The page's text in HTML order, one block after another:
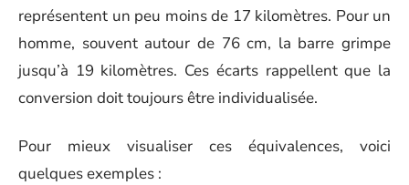
représentent un peu moins de 17 kilomètres. Pour un
homme, souvent autour de 76 cm, la barre grimpe
jusqu’à 19 kilomètres. Ces écarts rappellent que la
conversion doit toujours être individualisée.
Pour mieux visualiser ces équivalences, voici
quelques exemples :